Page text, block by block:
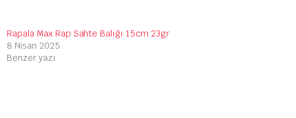
Rapala Max Rap Sahte Balığı 15cm 23gr
8 Nisan 2025
Benzer yazı